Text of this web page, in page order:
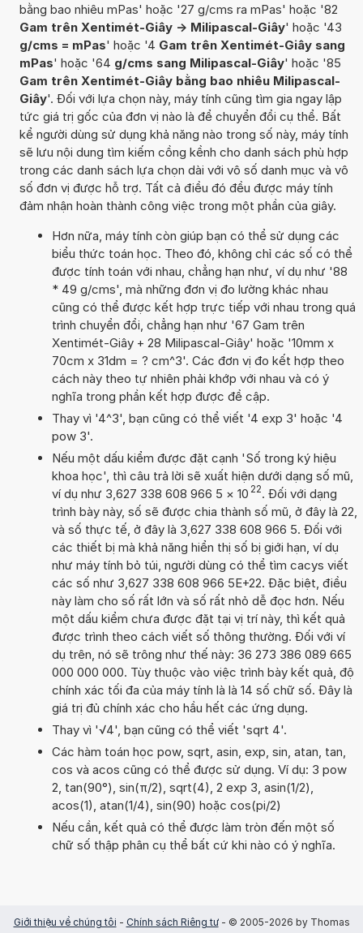
bằng bao nhiêu mPas' hoặc '27 g/cms ra mPas' hoặc '82
Gam trên Xentimét-Giây -> Milipascal-Giây' hoặc '43
g/cms = mPas' hoặc '4 Gam trên Xentimét-Giây sang
mPas' hoặc '64 g/cms sang Milipascal-Giây' hoặc '85
Gam trên Xentimét-Giây bằng bao nhiêu Milipascal-
Giây'. Đối với lựa chọn này, máy tính cũng tìm gia ngay lập
tức giá trị gốc của đơn vị nào là để chuyển đổi cụ thể. Bất
kể người dùng sử dụng khả năng nào trong số này, máy tính
sẽ lưu nội dung tìm kiếm cồng kềnh cho danh sách phù hợp
trong các danh sách lựa chọn dài với vô số danh mục và vô
số đơn vị được hỗ trợ. Tất cả điều đó đều được máy tính
đảm nhận hoàn thành công việc trong một phần của giây.
Hơn nữa, máy tính còn giúp bạn có thể sử dụng các
biểu thức toán học. Theo đó, không chỉ các số có thể
được tính toán với nhau, chẳng hạn như, ví dụ như '88
* 49 g/cms', mà những đơn vị đo lường khác nhau
cũng có thể được kết hợp trực tiếp với nhau trong quá
trình chuyển đổi, chẳng hạn như '67 Gam trên
Xentimét-Giây + 28 Milipascal-Giây' hoặc '10mm x
70cm x 31dm = ? cm^3'. Các đơn vị đo kết hợp theo
cách này theo tự nhiên phải khớp với nhau và có ý
nghĩa trong phần kết hợp được đề cập.
Thay vì '4^3', bạn cũng có thể viết '4 exp 3' hoặc '4
pow 3'.
Nếu một dấu kiểm được đặt cạnh 'Số trong ký hiệu
khoa học', thì câu trả lời sẽ xuất hiện dưới dạng số mũ,
ví dụ như 3,627 338 608 966 5 × 10 22. Đối với dạng
trình bày này, số sẽ được chia thành số mũ, ở đây là 22,
và số thực tế, ở đây là 3,627 338 608 966 5. Đối với
các thiết bị mà khả năng hiển thị số bị giới hạn, ví dụ
như máy tính bỏ túi, người dùng có thể tìm cacys viết
các số như 3,627 338 608 966 5E+22. Đặc biệt, điều
này làm cho số rất lớn và số rất nhỏ dễ đọc hơn. Nếu
một dấu kiểm chưa được đặt tại vị trí này, thì kết quả
được trình theo cách viết số thông thường. Đối với ví
dụ trên, nó sẽ trông như thế này: 36 273 386 089 665
000 000 000. Tùy thuộc vào việc trình bày kết quả, độ
chính xác tối đa của máy tính là là 14 số chữ số. Đây là
giá trị đủ chính xác cho hầu hết các ứng dụng.
Thay vì '√4', bạn cũng có thể viết 'sqrt 4'.
Các hàm toán học pow, sqrt, asin, exp, sin, atan, tan,
cos và acos cũng có thể được sử dụng. Ví dụ: 3 pow
2, tan(90°), sin(π/2), sqrt(4), 2 exp 3, asin(1/2),
acos(1), atan(1/4), sin(90) hoặc cos(pi/2)
Nếu cần, kết quả có thể được làm tròn đến một số
chữ số thập phân cụ thể bất cứ khi nào có ý nghĩa.
Giới thiệu về chúng tôi - Chính sách Riêng tư- © 2005-2026 by Thomas